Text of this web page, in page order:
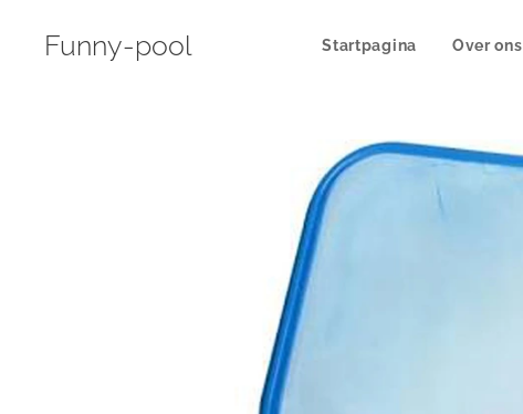
Funny-pool Startpagina Over ons